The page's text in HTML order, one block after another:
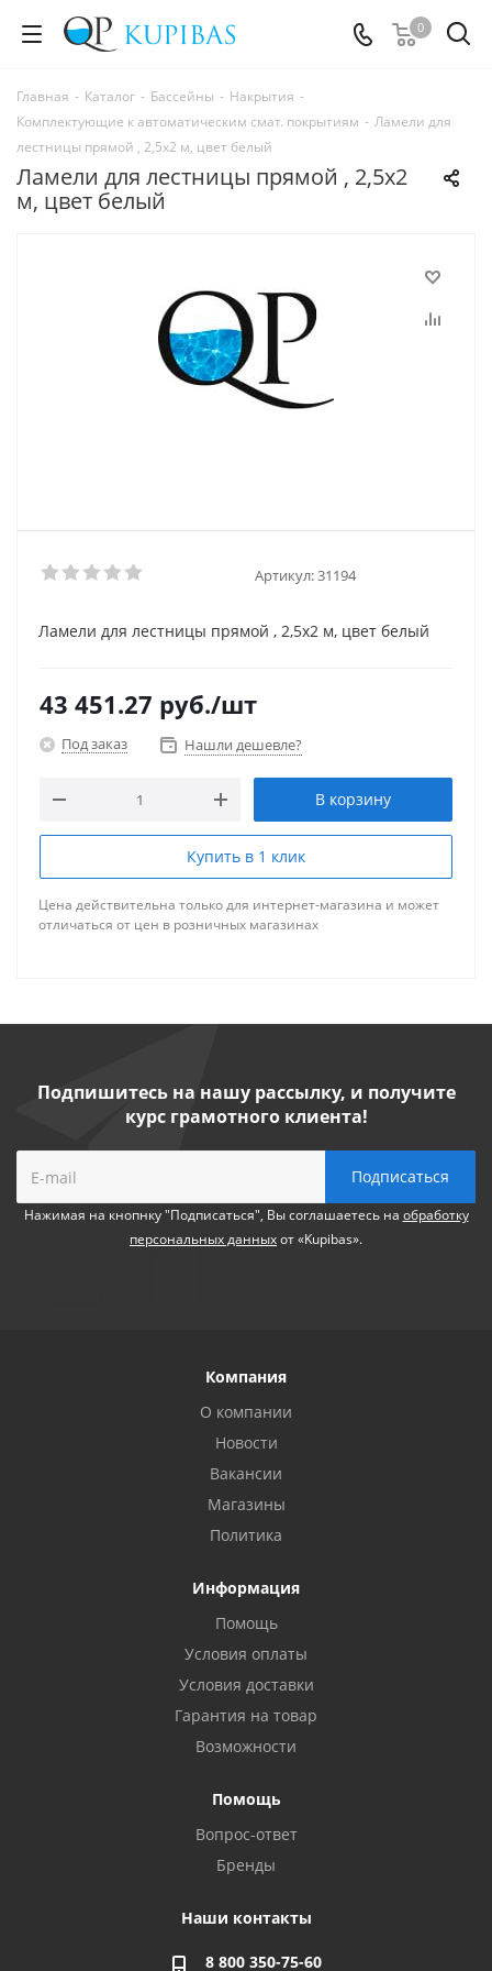
0
Главная - Каталог - Бассейны - Накрытия -
Комплектующие к автоматическим смат. покрытиям - Ламели для
лестницы прямой , 2,5х2 м, цвет белый
Ламели для лестницы прямой , 2,5х2
м, цвет белый
Артикул:31194
Ламели для лестницы прямой , 2,5х2 м, цвет белый
43 451.27 руб./шт
Под заказ Нашли дешевле?
В корзину
Купить в 1 клик
Цена действительна только для интернет-магазина и может
отличаться от цен в розничных магазинах
Подпишитесь на нашу рассылку, и получите
курс грамотного клиента!
Нажимая на кнопнку "Подписаться", Вы соглашаетесь на обработку
персональных данныхот «Kupibas».
Компания
О компании
Новости
Вакансии
Магазины
Политика
Информация
Помощь
Условия оплаты
Условия доставки
Гарантия на товар
Возможности
Помощь
Вопрос-ответ
Бренды
Наши контакты
8 800 350-75-60